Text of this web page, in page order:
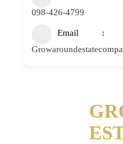
098-426-4799
Email